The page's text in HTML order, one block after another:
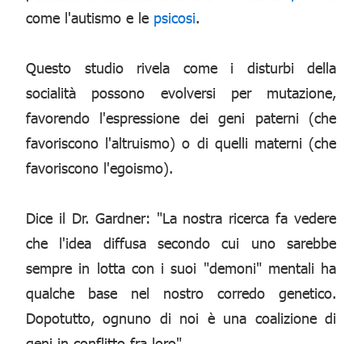
come l'autismo e le psicosi.
Questo studio rivela come i disturbi della
socialità possono evolversi per mutazione,
favorendo l'espressione dei geni paterni (che
favoriscono l'altruismo) o di quelli materni (che
favoriscono l'egoismo).
Dice il Dr. Gardner: "La nostra ricerca fa vedere
che l'idea diffusa secondo cui uno sarebbe
sempre in lotta con i suoi "demoni" mentali ha
qualche base nel nostro corredo genetico.
Dopotutto, ognuno di noi è una coalizione di